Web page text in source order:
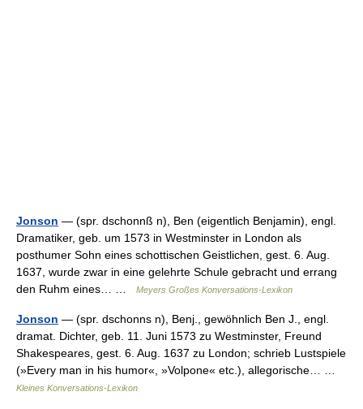
Jonson — (spr. dschonnß n), Ben (eigentlich Benjamin), engl.
Dramatiker, geb. um 1573 in Westminster in London als
posthumer Sohn eines schottischen Geistlichen, gest. 6. Aug.
1637, wurde zwar in eine gelehrte Schule gebracht und errang
den Ruhm eines… …
Meyers Großes Konversations-Lexikon
Jonson — (spr. dschonns n), Benj., gewöhnlich Ben J., engl.
dramat. Dichter, geb. 11. Juni 1573 zu Westminster, Freund
Shakespeares, gest. 6. Aug. 1637 zu London; schrieb Lustspiele
(»Every man in his humor«, »Volpone« etc.), allegorische… …
Kleines Konversations-Lexikon